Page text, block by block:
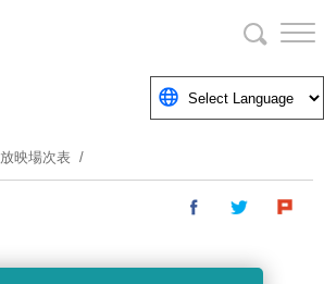
放映場次表